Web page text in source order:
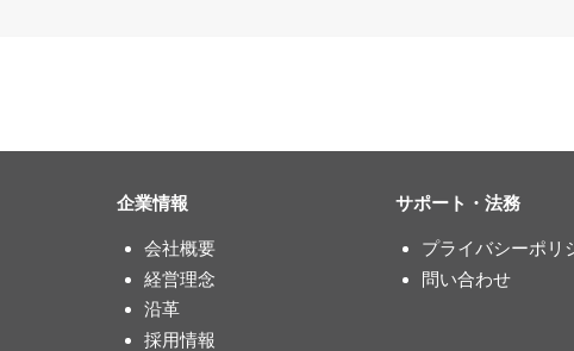
企業情報
会社概要
経営理念
沿革
採用情報
サポート・法務
プライバシーポリ
問い合わせ